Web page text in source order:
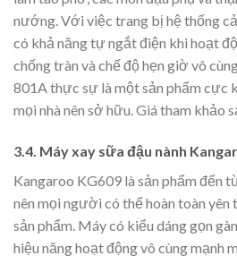
nướng. Với việc trang bị hệ thống
có khả năng tự ngắt điện khi hoạt
chống tràn và chế độ hẹn giờ vô
801A thực sự là một sản phẩm cực
mọi nhà nên sở hữu. Giá tham khảo
3.4. Máy xay sữa đậu nành
Kangaroo KG609 là sản phẩm đến
nên mọi người có thể hoàn toàn
sản phẩm. Máy có kiểu dáng gọn
hiệu năng hoạt động vô cùng mạnh